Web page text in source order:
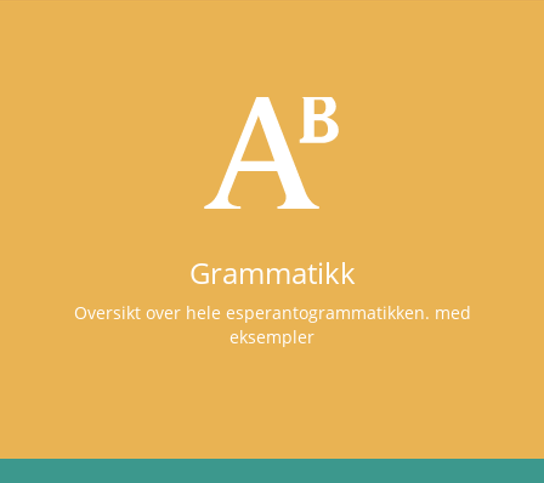
Grammatikk
Oversikt over hele esperantogrammatikken. med
eksempler